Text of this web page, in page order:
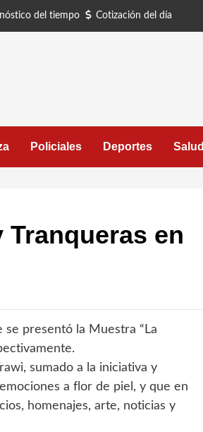
del tiempo Cotización del día
Policiales Deportes Salud
en
presentó la Muestra “La
sumado a la iniciativa y
a flor de piel, y que en
homenajes, arte, noticias y